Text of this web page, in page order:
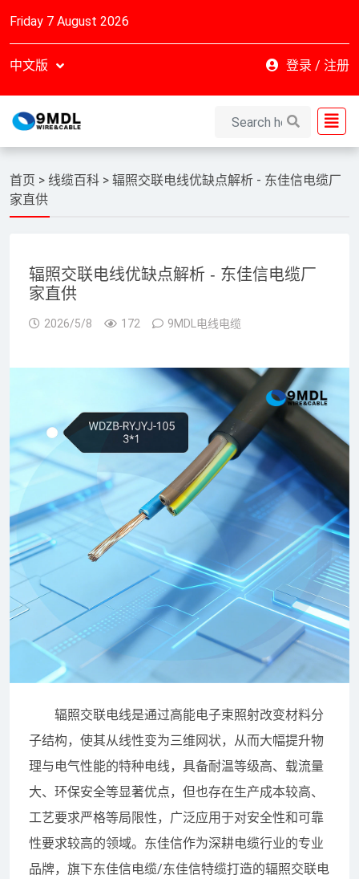
Friday 7 August 2026
中文版 登录 / 注册
首页 > 线缆百科 > 辐照交联电线优缺点解析 - 东佳信电缆厂
家直供
辐照交联电线优缺点解析 - 东佳信电缆厂
家直供
2026/5/8 172 9MDL电线电缆
辐照交联电线是通过高能电子束照射改变材料分
子结构，使其从线性变为三维网状，从而大幅提升物
理与电气性能的特种电线，具备耐温等级高、载流量
大、环保安全等显著优点，但也存在生产成本较高、
工艺要求严格等局限性，广泛应用于对安全性和可靠
性要求较高的领域。东佳信作为深耕电缆行业的专业
品牌，旗下东佳信电缆/东佳信特缆打造的辐照交联电